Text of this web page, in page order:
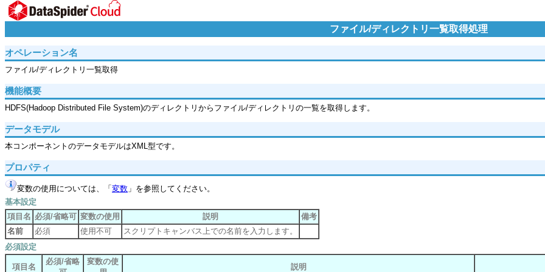
ファイル/ディレクトリ一覧取得処理
オペレーション名
ファイル/ディレクトリ一覧取得
機能概要
HDFS(Hadoop Distributed File System)のディレクトリからファイル/ディレクトリの一覧を取得します。
データモデル
本コンポーネントのデータモデルはXML型です。
プロパティ
変数の使用については、「 変数 」を参照してください。
基本設定
項目名 必須/省略可 変数の使用 説明
備考
名前
必須 使用不可
スクリプトキャンバス上での名前を入力します。
必須設定
項目名
必須/省略
変数の使
説明